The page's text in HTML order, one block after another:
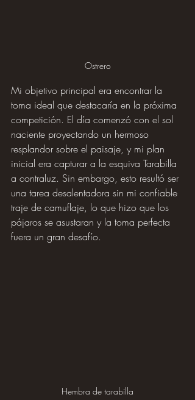
Ostrero
Mi objetivo principal era encontrar la
toma ideal que destacaría en la próxima
competición. El día comenzó con el sol
naciente proyectando un hermoso
resplandor sobre el paisaje, y mi plan
inicial era capturar a la esquiva Tarabilla
a contraluz. Sin embargo, esto resultó ser
una tarea desalentadora sin mi confiable
traje de camuflaje, lo que hizo que los
pájaros se asustaran y la toma perfecta
fuera un gran desafío.
Hembra de tarabilla